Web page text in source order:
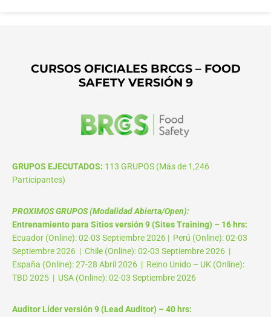
CURSOS OFICIALES BRCGS – FOOD
SAFETY VERSIÓN 9
GRUPOS EJECUTADOS: 113 GRUPOS (Más de 1,246
Participantes)
PROXIMOS GRUPOS (Modalidad Abierta/Open):
Entrenamiento para Sitios versión 9 (Sites Training) – 16 hrs:
Ecuador (Online): 02-03 Septiembre 2026 | Perú (Online): 02-03
Septiembre 2026 | Chile (Online): 02-03 Septiembre 2026 |
España (Online): 27-28 Abril 2026 | Reino Unido – UK (Online):
TBD 2025 | USA (Online): 02-03 Septiembre 2026
Auditor Líder versión 9 (Lead Auditor) – 40 hrs: